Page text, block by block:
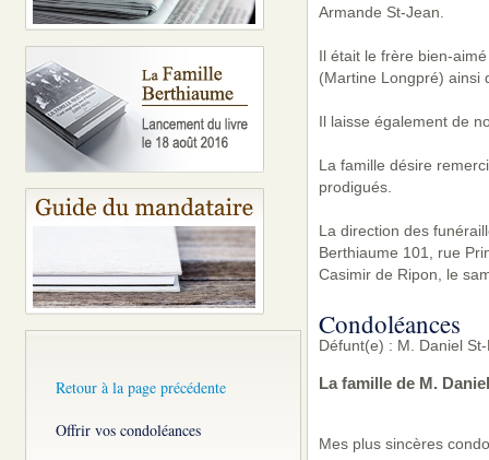
Retour à la page précédente
Offrir vos condoléances
Armande St-Jean.
Il était le frère bien-
(Martine Longpré) ainsi
Il laisse également de
La famille désire
prodigués.
La direction des
Berthiaume 101, rue
Casimir de Ripon, le
Condoléances
Défunt(e) : M. Daniel
La famille de M.
Mes plus sincères